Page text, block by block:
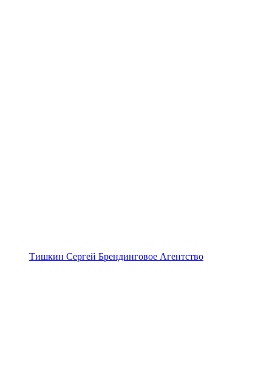
Тишкин Сергей Брендинговое Агентство